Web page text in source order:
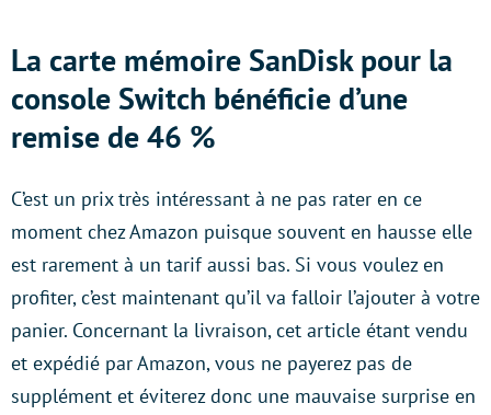
La carte mémoire SanDisk pour la
console Switch bénéficie d’une
remise de 46 %
C’est un prix très intéressant à ne pas rater en ce
moment chez Amazon puisque souvent en hausse elle
est rarement à un tarif aussi bas. Si vous voulez en
profiter, c’est maintenant qu’il va falloir l’ajouter à votre
panier. Concernant la livraison, cet article étant vendu
et expédié par Amazon, vous ne payerez pas de
supplément et éviterez donc une mauvaise surprise en